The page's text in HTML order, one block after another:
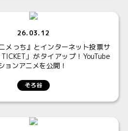
26.03.12
メっち』とインターネット投票サ
」がタイアップ！YouTube
ョンアニメを公開！
そろ谷